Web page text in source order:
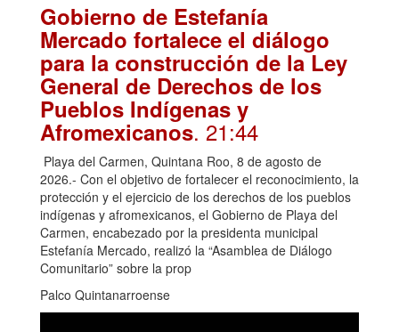
Gobierno de Estefanía
Mercado fortalece el diálogo
para la construcción de la Ley
General de Derechos de los
Pueblos Indígenas y
Afromexicanos. 21:44
Playa del Carmen, Quintana Roo, 8 de agosto de
2026.- Con el objetivo de fortalecer el reconocimiento, la
protección y el ejercicio de los derechos de los pueblos
indígenas y afromexicanos, el Gobierno de Playa del
Carmen, encabezado por la presidenta municipal
Estefanía Mercado, realizó la “Asamblea de Diálogo
Comunitario” sobre la prop
Palco Quintanarroense